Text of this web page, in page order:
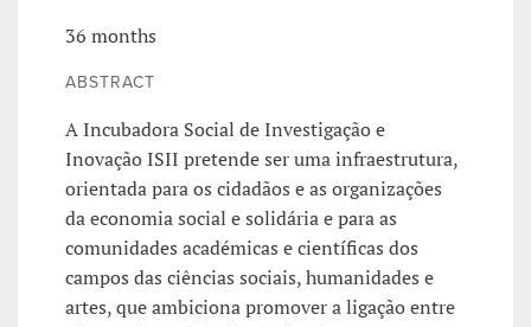
36 months
ABSTRACT
A Incubadora Social de Investigação e
Inovação ISII pretende ser uma infraestrutura,
orientada para os cidadãos e as organizações
da economia social e solidária e para as
comunidades académicas e científicas dos
campos das ciências sociais, humanidades e
artes, que ambiciona promover a ligação entre